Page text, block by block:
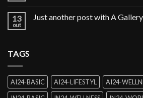
13
out
Just another post with A Gallery
TAGS
AI24-BASIC AI24-LIFESTYL AI24-